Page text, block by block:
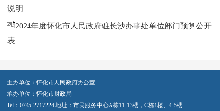
说明
2024年度怀化市人民政府驻长沙办事处单位部门预算公开
表
主办单位：怀化市人民政府办公室
承办单位：怀化市财政局
Tel：0745-2717224 地址：市民服务中心A栋11-13楼，C栋1楼、4-5楼